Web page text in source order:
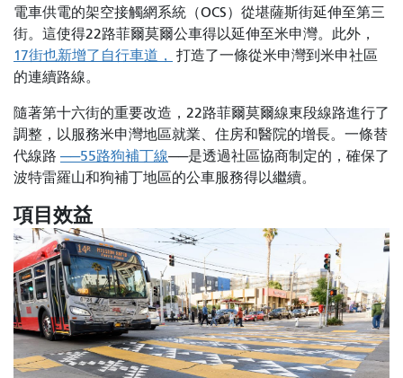
電車供電的架空接觸網系統（OCS）從堪薩斯街延伸至第三
街。這使得22路菲爾莫爾公車得以延伸至米申灣。此外，
17街也新增了自行車道，
打造了一條從米申灣到米申社區
的連續路線。
隨著第十六街的重要改造，22路菲爾莫爾線東段線路進行了
調整，以服務米申灣地區就業、住房和醫院的增長。一條替
代線路 ——55路狗補丁線——是透過社區協商制定的，確保了
波特雷羅山和狗補丁地區的公車服務得以繼續。
項目效益